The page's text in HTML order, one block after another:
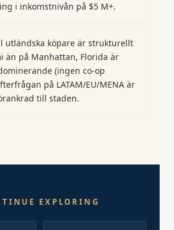
i inkomstnivån på $5 M+.
utländska köpare är strukturellt
än på Manhattan, Florida är
(ingen co-op
på LATAM/EU/MENA är
till staden.
EXPLORING